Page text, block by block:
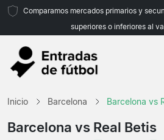
Comparamos mercados primarios y
superiores o inferiores al
Inicio Barcelona Barcelona vs
Barcelona vs Real Betis